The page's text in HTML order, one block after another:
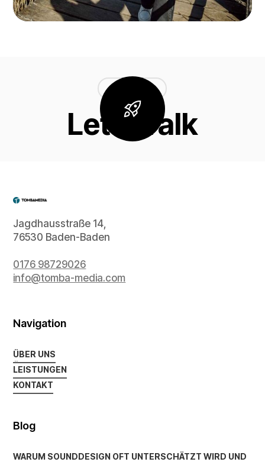
LET'S TALK
Let's Talk
Jagdhausstraße 14,
76530 Baden-Baden
0176 98729026
info@tomba-media.com
Navigation
ÜBER UNS
ÜBER UNS
LEISTUNGEN
LEISTUNGEN
KONTAKT
KONTAKT
Blog
WARUM SOUNDDESIGN OFT UNTERSCHÄTZT WIRD UND